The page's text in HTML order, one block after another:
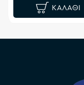
ΚΑΛΆΘΙ